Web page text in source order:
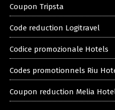
Coupon Tripsta
Code reduction Logitravel
Codice promozionale Hotels
Codes promotionnels Riu
Coupon reduction Melia